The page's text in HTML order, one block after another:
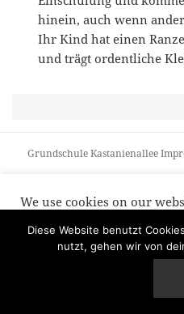
hinein, auch wenn
Ihr Kind hat einen
und trägt ordentliche
Grundschule Kastanienallee
We use cookies on our
and repeat visits. By
the use of ALL the cookies.
Diese Website benutzt
nutzt, gehen wir von